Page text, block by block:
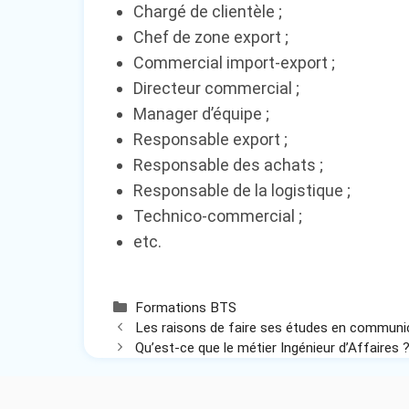
Chargé de clientèle ;
Chef de zone export ;
Commercial import-export ;
Directeur commercial ;
Manager d’équipe ;
Responsable export ;
Responsable des achats ;
Responsable de la logistique ;
Technico-commercial ;
etc.
Catégories
Formations BTS
Les raisons de faire ses études en
Qu’est-ce que le métier Ingénieur d’Affaires ?